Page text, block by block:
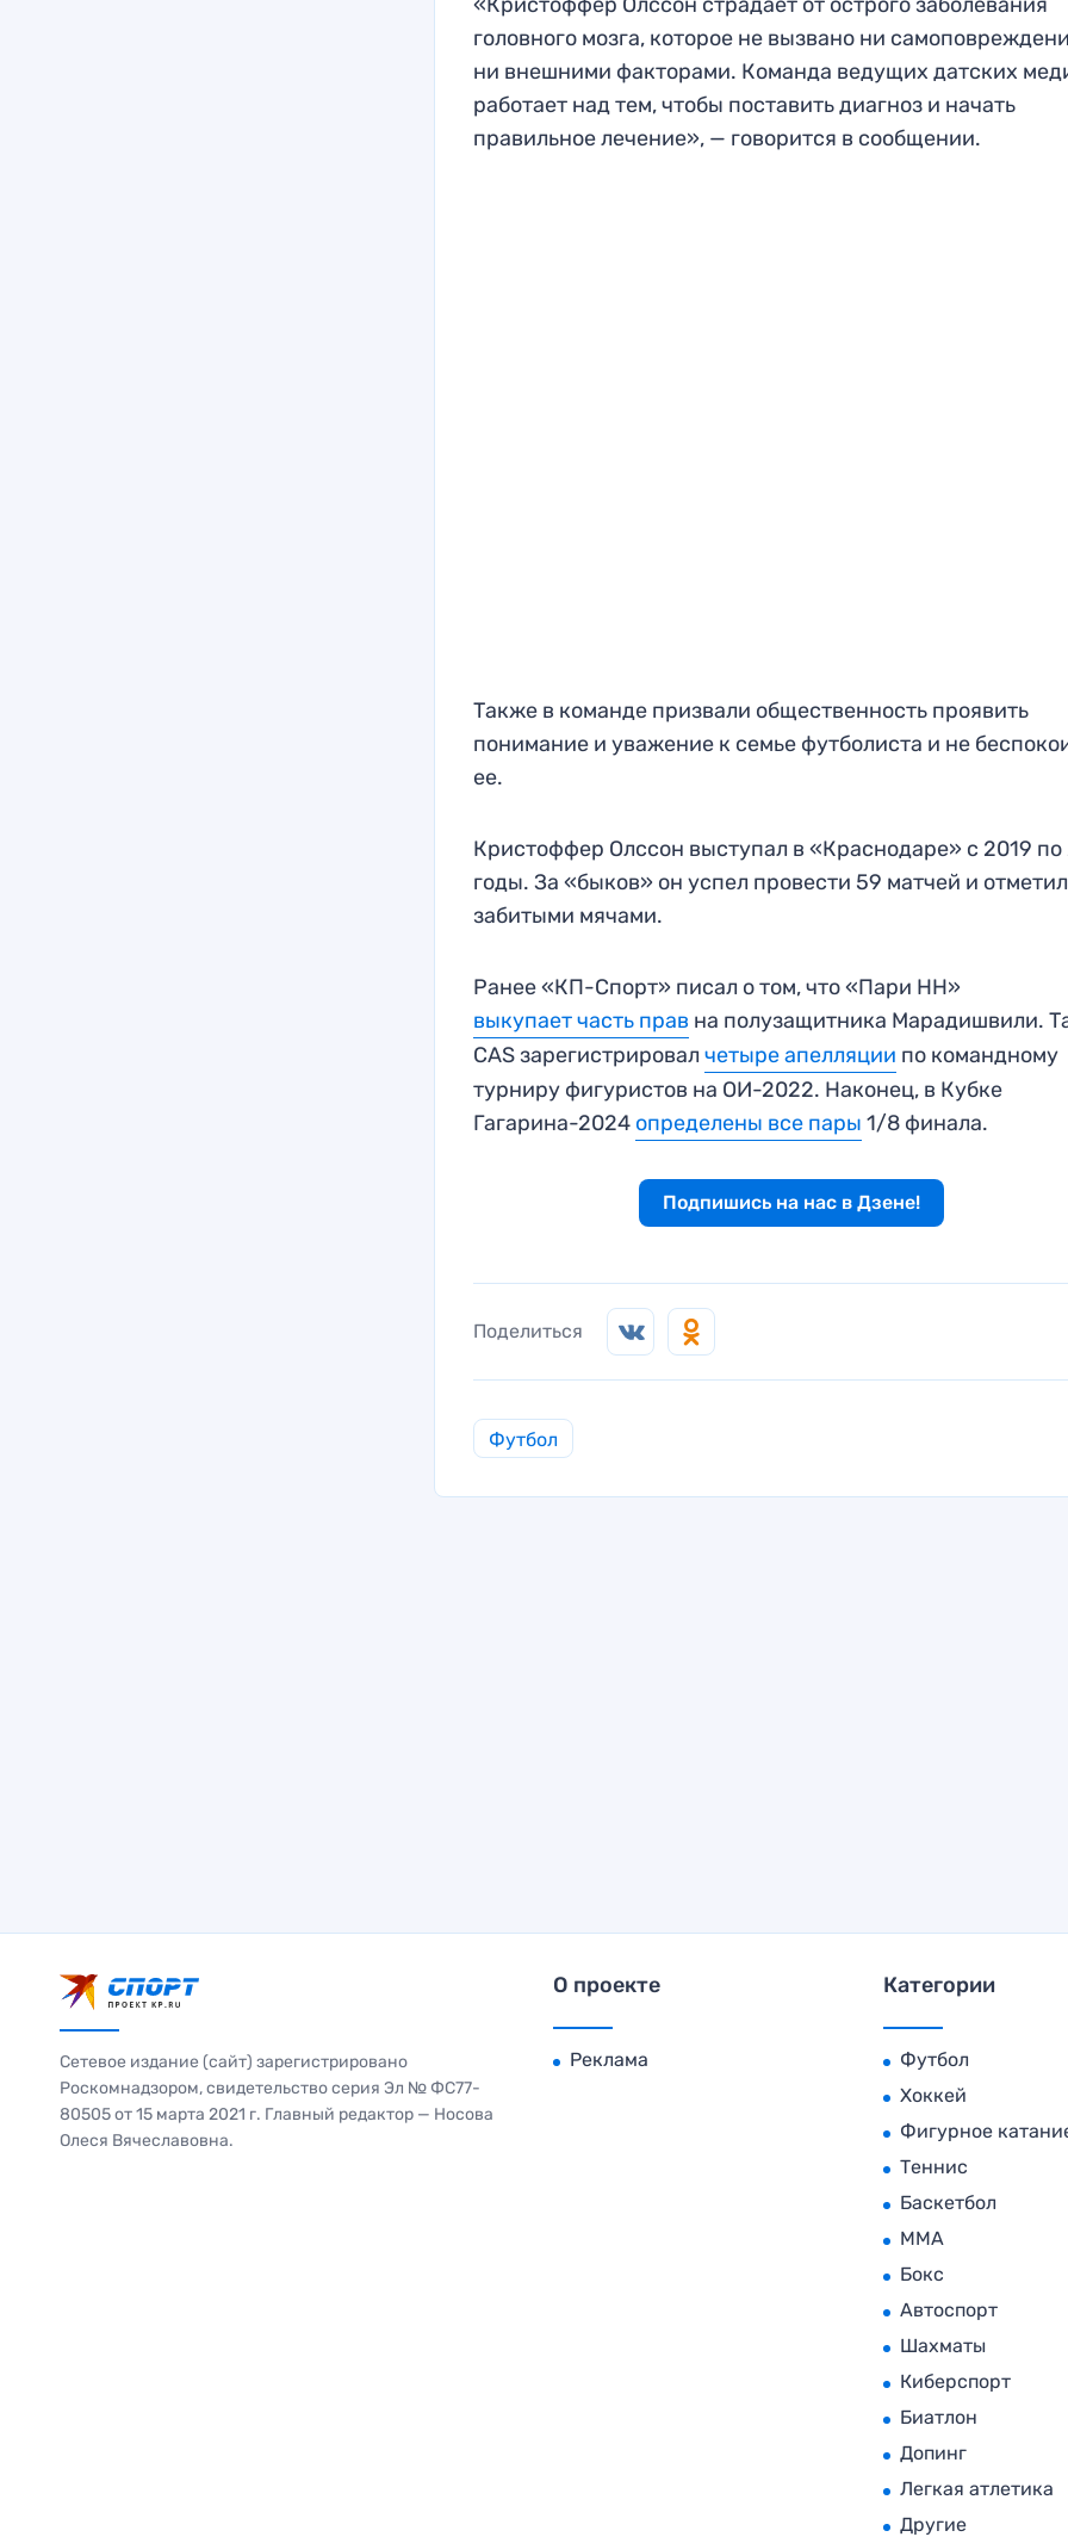
головного мозга, которое не вызвано ни
ни внешними факторами. Команда ведущих датских
работает над тем, чтобы поставить диагноз и начать
правильное лечение», — говорится в сообщении.
Также в команде призвали общественность проявить
понимание и уважение к семье футболиста и не
ее.
Кристоффер Олссон выступал в «Краснодаре» с 2019 по
годы. За «быков» он успел провести 59 матчей и
забитыми мячами.
Ранее «КП-Спорт» писал о том, что «Пари НН»
выкупает часть прав на полузащитника Марадишвили.
CAS зарегистрировалчетыре апелляции по командному
турниру фигуристов на ОИ-2022. Наконец, в Кубке
Гагарина-2024 определены все пары 1/8 финала.
Подпишись на нас в Дзене!
Поделиться
Футбол
Сетевое издание (сайт) зарегистрировано
Роскомнадзором, свидетельство серия Эл № ФС77-
80505 от 15 марта 2021 г. Главный редактор — Носова
Олеся Вячеславовна.
О проекте
Реклама
Категории
Футбол
Хоккей
Фигурное
Теннис
Баскетбол
MMA
Бокс
Автоспорт
Шахматы
Киберспорт
Биатлон
Допинг
Легкая атлетика
Другие